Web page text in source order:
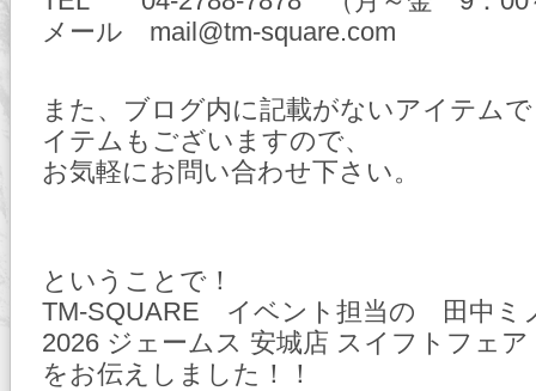
メール mail@tm-square.com
また、ブログ内に記載がないアイテム
イテムもございますので、
お気軽にお問い合わせ下さい。
ということで！
TM-SQUARE イベント担当の 田中ミ
2026 ジェームス 安城店 スイフトフェ
をお伝えしました！！